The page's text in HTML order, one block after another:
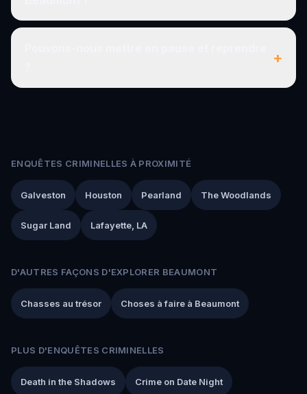
+
ENQUÊTES CRIMINELLES À PROXIMITÉ
Galveston Houston Pearland The Woodlands
Sugar Land Lafayette, LA
D'AUTRES FAÇONS D'EXPLORER BEAUMONT
Chasses au trésor Choses à faire à Beaumont
PLUS D'ENQUÊTES CRIMINELLES
Death in the Shadows Crime on Date Night